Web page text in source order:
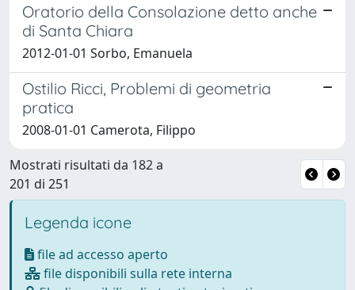
Oratorio della Consolazione detto anche
di Santa Chiara
2012-01-01 Sorbo, Emanuela
Ostilio Ricci, Problemi di geometria
pratica
2008-01-01 Camerota, Filippo
Mostrati risultati da 182 a
201 di 251
Legenda icone
file ad accesso aperto
file disponibili sulla rete interna